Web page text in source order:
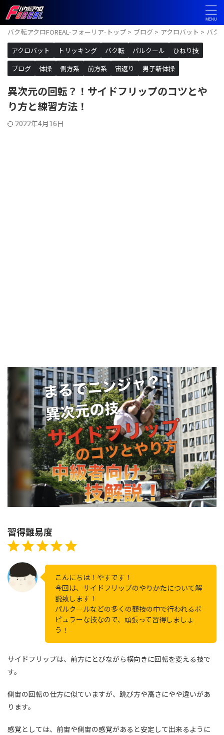
バク転アクロFOREAL-フォーリア-トップ > ブログ > アクロバット > バク
アクロバット
トリッキング バク転 パルクール
ひねり技
ブログ
体操 側方系 前方系 宙返り 男子新体操
異次元の回転？！サイドフリップのコツとや
り方と練習方法！
2022年4月16日
習得難易度
⭐⭐⭐ ⭐ ⭐
こんにちは！やすです！
今回は、サイドフリップのやりかたについて解
説致します！
パルクールなどの多くの競技の中で行われるポ
ピュラーな技なので、頑張って習得しましょ
う！
サイドフリップは、前方にとびながら横向きに回転を変える技で
す。
側宙の回転の仕方に似ていますが、跳び方や高さにやや違いがあ
ります。
感覚としては、前宙や側宙の感覚があると安定して出来るように